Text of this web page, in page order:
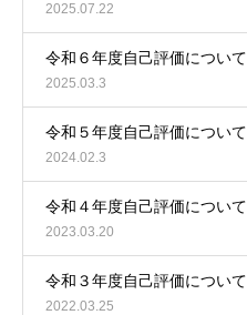
2025.07.22
令和６年度自己評価について
2025.03.3
令和５年度自己評価について
2024.02.3
令和４年度自己評価について
2023.03.20
令和３年度自己評価について
2022.03.25